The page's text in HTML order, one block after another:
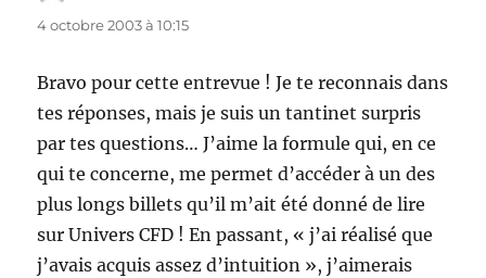
4 octobre 2003 à 10:15
Bravo pour cette entrevue ! Je te reconnais dans
tes réponses, mais je suis un tantinet surpris
par tes questions… J’aime la formule qui, en ce
qui te concerne, me permet d’accéder à un des
plus longs billets qu’il m’ait été donné de lire
sur Univers CFD ! En passant, « j’ai réalisé que
j’avais acquis assez d’intuition », j’aimerais